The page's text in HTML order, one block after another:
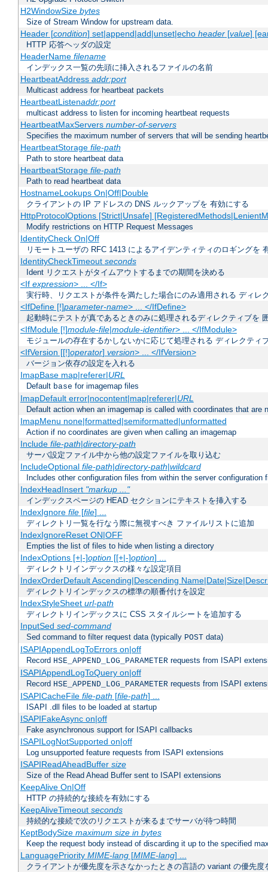
H2WindowSize bytes
Size of Stream Window for upstream data.
Header [condition] set|append|add|unset|echo header[value]
HTTP 応答ヘッダの設定
HeaderName filename
インデックス一覧の先頭に挿入されるファイルの名前
HeartbeatAddress addr:port
Multicast address for heartbeat packets
HeartbeatListenaddr:port
multicast address to listen for incoming heartbeat requests
HeartbeatMaxServers number-of-servers
Specifies the maximum number of servers that will be sending
HeartbeatStorage file-path
Path to store heartbeat data
HeartbeatStorage file-path
Path to read heartbeat data
HostnameLookups On|Off|Double
クライアントの IP アドレスの DNS ルックアップを 有効にする
HttpProtocolOptions [Strict|Unsafe]
Modify restrictions on HTTP Request Messages
IdentityCheck On|Off
リモートユーザの RFC 1413 によるアイデンティティのロギングを
IdentityCheckTimeout seconds
Ident リクエストがタイムアウトするまでの期間を決める
<If expression> ... </If>
実行時、リクエストが条件を満たした場合にのみ適用される ディレ
<IfDefine [!]parameter-name> ... </IfDefine>
起動時にテストが真であるときのみに処理されるディレクティブを
<IfModule [!]module-file|module-identifier> ... </IfModule>
モジュールの存在するかしないかに応じて処理される ディレクティ
<IfVersion [[!]operator] version> ... </IfVersion>
バージョン依存の設定を入れる
ImapBase map|referer|URL
Default base for imagemap files
ImapDefault error|nocontent|map|referer|URL
Default action when an imagemap is called with coordinates that are
ImapMenu none|formatted|semiformatted|unformatted
Action if no coordinates are given when calling an imagemap
Include file-path|directory-path
サーバ設定ファイル中から他の設定ファイルを取り込む
IncludeOptional file-path|directory-path|wildcard
Includes other configuration files from within the server configuration
IndexHeadInsert "markup ..."
インデックスページの HEAD セクションにテキストを挿入する
IndexIgnore file[file] ...
ディレクトリ一覧を行なう際に無視すべき ファイルリストに追加
IndexIgnoreReset ON|OFF
Empties the list of files to hide when listing a directory
IndexOptions [+|-]option[[+|-]option] ...
ディレクトリインデックスの様々な設定項目
IndexOrderDefault Ascending|Descending
ディレクトリインデックスの標準の順番付けを設定
IndexStyleSheet url-path
ディレクトリインデックスに CSS スタイルシートを追加する
InputSed sed-command
Sed command to filter request data (typically POST data)
ISAPIAppendLogToErrors on|off
Record HSE_APPEND_LOG_PARAMETER requests from ISAPI
ISAPIAppendLogToQuery on|off
Record HSE_APPEND_LOG_PARAMETER requests from ISAPI
ISAPICacheFile file-path [file-path] ...
ISAPI .dll files to be loaded at startup
ISAPIFakeAsync on|off
Fake asynchronous support for ISAPI callbacks
ISAPILogNotSupported on|off
Log unsupported feature requests from ISAPI extensions
ISAPIReadAheadBuffer size
Size of the Read Ahead Buffer sent to ISAPI extensions
KeepAlive On|Off
HTTP の持続的な接続を有効にする
KeepAliveTimeout seconds
持続的な接続で次のリクエストが来るまでサーバが待つ時間
KeptBodySize maximum size in bytes
Keep the request body instead of discarding it up to the specified
LanguagePriority MIME-lang[MIME-lang] ...
クライアントが優先度を示さなかったときの言語の variant の優先度